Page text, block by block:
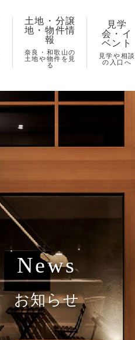
土地・分譲
地・物件情
報
奈良・和歌山の
土地や物件を見
る
見学
会・イ
ベント
見学や相談
の入口へ
News
お知らせ